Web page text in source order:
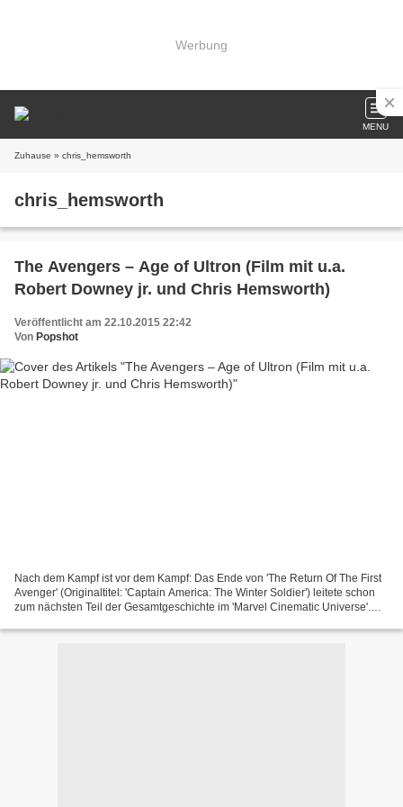
Werbung
MENU
Zuhause » chris_hemsworth
chris_hemsworth
The Avengers – Age of Ultron (Film mit u.a.
Robert Downey jr. und Chris Hemsworth)
Veröffentlicht am 22.10.2015 22:42
Von Popshot
Nach dem Kampf ist vor dem Kampf: Das Ende von 'The Return Of The First
Avenger' (Originaltitel: 'Captain America: The Winter Soldier') leitete schon
zum nächsten Teil der Gesamtgeschichte im 'Marvel Cinematic Universe'.